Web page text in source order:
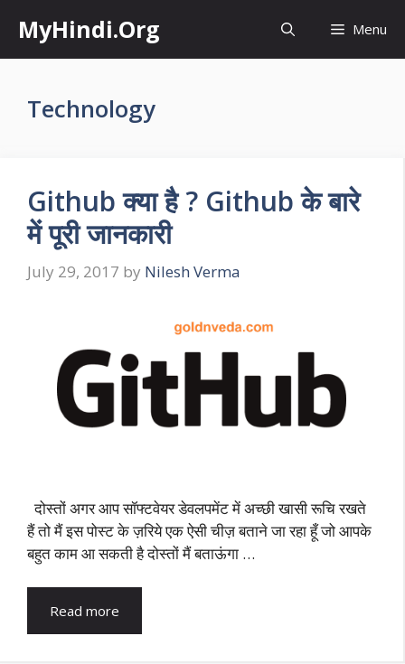
content
MyHindi.Org Menu
Technology
Github क्या है ? Github के बारे
में पूरी जानकारी
July 29, 2017 by Nilesh Verma
दोस्तों अगर आप सॉफ्टवेयर डेवलपमेंट में अच्छी खासी रूचि रखते
हैं तो मैं इस पोस्ट के ज़रिये एक ऐसी चीज़ बताने जा रहा हूँ जो आपके
बहुत काम आ सकती है दोस्तों मैं बताऊंगा …
Read more